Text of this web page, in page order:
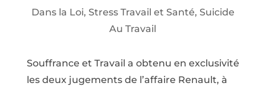
Dans la Loi, Stress Travail et Santé, Suicide
Au Travail
Souffrance et Travail a obtenu en exclusivité
les deux jugements de l’affaire Renault, à